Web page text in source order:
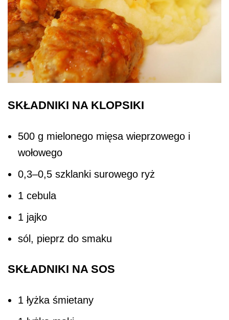
SKŁADNIKI NA KLOPSIKI
500 g mielonego mięsa wieprzowego i
wołowego
0,3–0,5 szklanki surowego ryż
1 cebula
1 jajko
sól, pieprz do smaku
SKŁADNIKI NA SOS
1 łyżka śmietany